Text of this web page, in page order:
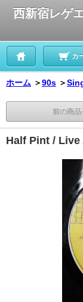
西新宿レゲ
カ
ホーム ＞90s ＞
前の商品
Half Pint /